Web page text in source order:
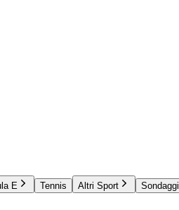
E Tennis Altri Sport Sondaggi